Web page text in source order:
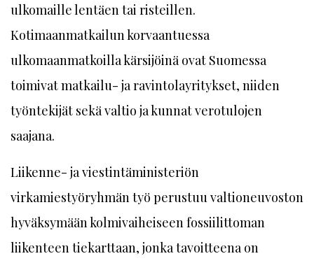
ulkomaille lentäen tai risteillen.
Kotimaanmatkailun korvaantuessa
ulkomaanmatkoilla kärsijöinä ovat Suomessa
toimivat matkailu- ja ravintolayritykset, niiden
työntekijät sekä valtio ja kunnat verotulojen
saajana.
Liikenne- ja viestintäministeriön
virkamiestyöryhmän työ perustuu valtioneuvoston
hyväksymään kolmivaiheiseen fossiilittoman
liikenteen tiekarttaan, jonka tavoitteena on